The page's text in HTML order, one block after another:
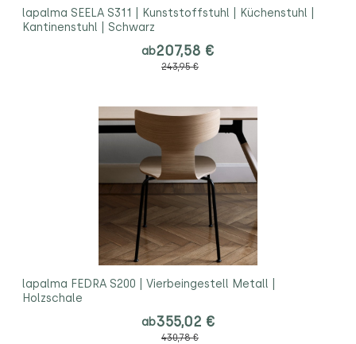
lapalma SEELA S311 | Kunststoffstuhl | Küchenstuhl |
Kantinenstuhl | Schwarz
ab207,58 €
243,95 €
lapalma FEDRA S200 | Vierbeingestell Metall |
Holzschale
ab355,02 €
430,78 €